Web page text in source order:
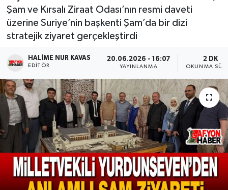
Şam ve Kırsalı Ziraat Odası’nın resmi daveti
üzerine Suriye’nin başkenti Şam’da bir dizi
stratejik ziyaret gerçekleştirdi
HALIME NUR KAVAS
EDITÖR
20.06.2026 - 16:07
YAYINLANMA
2 DK
OKUNMA
Ekonomi
Magazin
Etkinlikler